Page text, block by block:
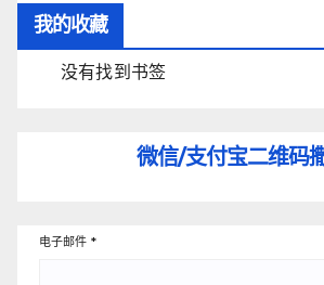
我的收藏
没有找到书签
微信/支付宝二维码
电子邮件 *